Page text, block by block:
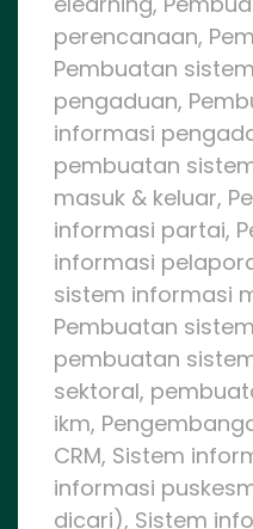
perencanaan,
Pembuatan
pengaduan,
informasi
pembuatan
masuk & keluar,
informasi partai,
informasi
sistem informasi
Pembuatan
pembuatan
sektoral,
ikm,
CRM, Sistem
informasi
dicari), Sistem